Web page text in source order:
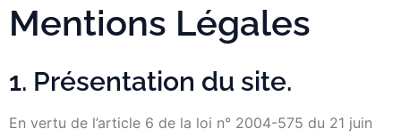
Mentions Légales
1. Présentation du site.
En vertu de l’article 6 de la loi n° 2004-575 du 21 juin